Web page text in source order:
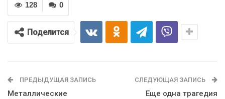
0
128
Поделится
ПРЕДЫДУЩАЯ ЗАПИСЬ
Металлические
СЛЕДУЮЩАЯ ЗАПИСЬ
Еще одна трагедия